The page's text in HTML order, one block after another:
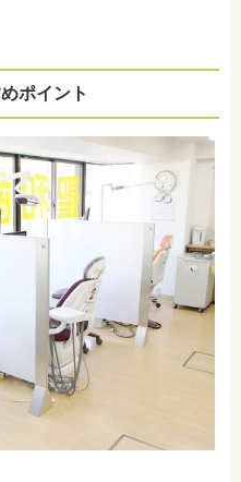
ポイント